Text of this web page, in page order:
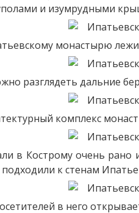
и изумрудными
монастырю
разглядеть дальние
комплекс
в Кострому очень рано
к стенам
в него